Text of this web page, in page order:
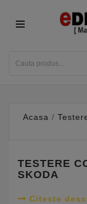
Acasa
TESTERE
SKODA
Citeste